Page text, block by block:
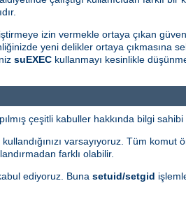
izin vermekle ortaya çıkan
yeni delikler ortaya çıkmasına
suEXEC kullanmayı kesinlikle
çeşitli kabuller hakkında bilgi sahibi
varsayıyoruz. Tüm
farklı olabilir.
ediyoruz. Buna setuid/setgid